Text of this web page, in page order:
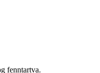
fenntartva.